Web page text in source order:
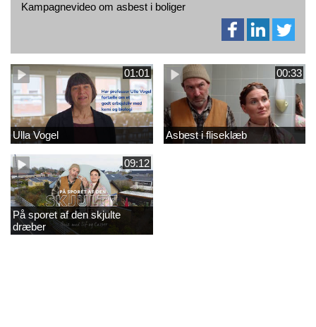
Kampagnevideo om asbest i boliger
01:01
Ulla Vogel
00:33
Asbest i fliseklæb
09:12
På sporet af den skjulte
dræber